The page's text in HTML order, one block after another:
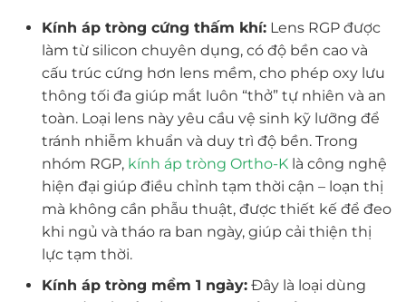
Kính áp tròng cứng thấm khí:Lens RGP được
làm từ silicon chuyên dụng, có độ bền cao và
cấu trúc cứng hơn lens mềm, cho phép oxy lưu
thông tối đa giúp mắt luôn “thở” tự nhiên và an
toàn. Loại lens này yêu cầu vệ sinh kỹ lưỡng để
tránh nhiễm khuẩn và duy trì độ bền. Trong
nhóm RGP, kính áp tròng Ortho-Klà công nghệ
hiện đại giúp điều chỉnh tạm thời cận – loạn thị
mà không cần phẫu thuật, được thiết kế để đeo
khi ngủ và tháo ra ban ngày, giúp cải thiện thị
lực tạm thời.
Kính áp tròng mềm 1 ngày:Đây là loại dùng